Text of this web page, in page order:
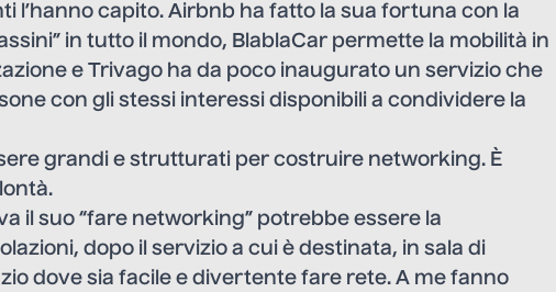
l’hanno capito. Airbnb ha fatto la sua fortuna con la
in tutto il mondo, BlablaCar permette la mobilità in
e Trivago ha da poco inaugurato un servizio che
con gli stessi interessi disponibili a condividere la
grandi e strutturati per costruire networking. È
il suo “fare networking” potrebbe essere la
dopo il servizio a cui è destinata, in sala di
dove sia facile e divertente fare rete. A me fanno